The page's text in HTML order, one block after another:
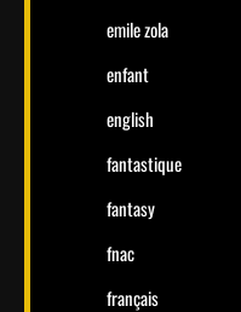
emile zola
enfant
english
fantastique
fantasy
fnac
français